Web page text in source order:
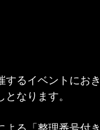
するイベントにお
なります。